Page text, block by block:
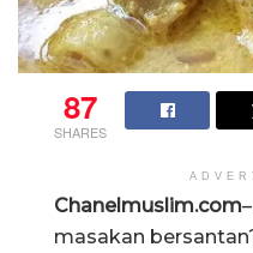
87
SHARES
Chanelmuslim.com
masakan